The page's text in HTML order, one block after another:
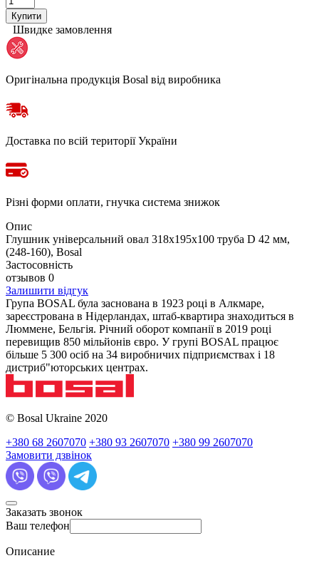
Купити
Швидке замовлення
Оригінальна продукція Bosal від виробника
Доставка по всій території України
Різні форми оплати, гнучка система знижок
Опис
Глушник універсальний овал 318х195х100 труба D 42 мм,
(248-160), Bosal
Застосовність
отзывов 0
Залишити відгук
Група BOSAL була заснована в 1923 році в Алкмаре,
зареєстрована в Нідерландах, штаб-квартира знаходиться в
Люммене, Бельгія. Річний оборот компанії в 2019 році
перевищив 850 мільйонів євро. У групі BOSAL працює
більше 5 300 осіб на 34 виробничих підприємствах і 18
дистриб"юторських центрах.
© Bosal Ukraine 2020
+380 68 2607070 +380 93 2607070 +380 99 2607070
Замовити дзвінок
Заказать звонок
Ваш телефон
Описание